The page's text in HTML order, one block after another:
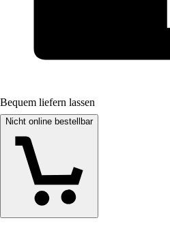
Bequem liefern lassen
Nicht online bestellbar